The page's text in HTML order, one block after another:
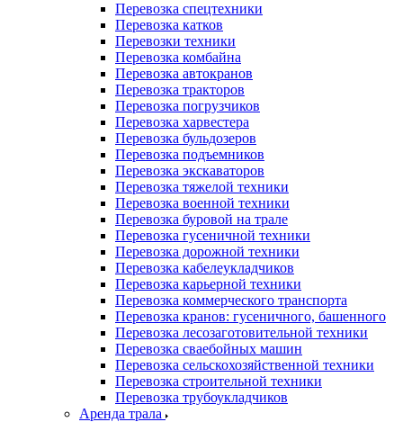
Перевозка спецтехники
Перевозка катков
Перевозки техники
Перевозка комбайна
Перевозка автокранов
Перевозка тракторов
Перевозка погрузчиков
Перевозка харвестера
Перевозка бульдозеров
Перевозка подъемников
Перевозка экскаваторов
Перевозка тяжелой техники
Перевозка военной техники
Перевозка буровой на трале
Перевозка гусеничной техники
Перевозка дорожной техники
Перевозка кабелеукладчиков
Перевозка карьерной техники
Перевозка коммерческого транспорта
Перевозка кранов: гусеничного, башенного
Перевозка лесозаготовительной техники
Перевозка сваебойных машин
Перевозка сельскохозяйственной техники
Перевозка строительной техники
Перевозка трубоукладчиков
Аренда трала